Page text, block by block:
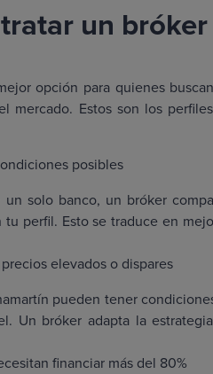
un
opción para quienes
mercado. Estos son los
posibles
solo banco, un bróker
perfil. Esto se traduce en
elevados o dispares
pueden tener
Un bróker adapta la
financiar más del 80%